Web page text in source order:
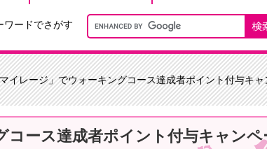
ワードでさがす
イレージ」でウォーキングコース達成者ポイント付与キ
ース達成者ポイント付与キャンペ